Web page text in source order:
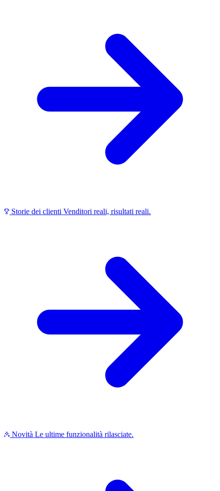
Storie dei clienti Venditori reali, risultati reali.
Novità Le ultime funzionalità rilasciate.